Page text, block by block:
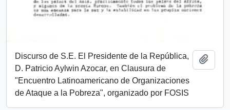
Discurso de S.E. El Presidente de la República,
D. Patricio Aylwin Azocar, en Clausura de
"Encuentro Latinoamericano de Organizaciones
de Ataque a la Pobreza", organizado por FOSIS